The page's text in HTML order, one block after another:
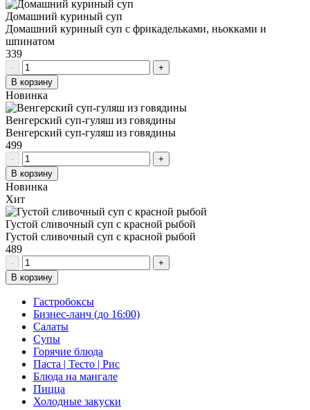
Домашний куриный суп
Домашний куриный суп с фрикадельками, ньокками и
шпинатом
339
-
+
В корзину
Новинка
Венгерский суп-гуляш из говядины
Венгерский суп-гуляш из говядины
499
-
+
В корзину
Новинка
Хит
Густой сливочный суп с красной рыбой
Густой сливочный суп с красной рыбой
489
-
+
В корзину
Гастробоксы
Бизнес-ланч (до 16:00)
Салаты
Супы
Горячие блюда
Паста | Тесто | Рис
Блюда на мангале
Пицца
Холодные закуски